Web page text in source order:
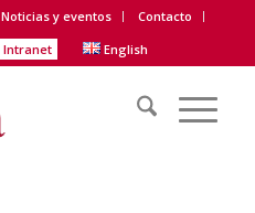
Noticias y eventos
Contacto
Intranet English